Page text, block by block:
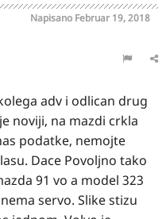
Napisano Februar 19, 2018
adv i odlican drug
noviji, na mazdi crkla
podatke, nemojte
Dace Povoljno tako
91 vo a model 323
servo. Slike stizu